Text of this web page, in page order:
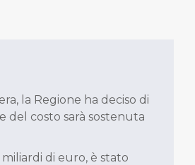
la Regione ha deciso di
del costo sarà sostenuta
di euro, è stato